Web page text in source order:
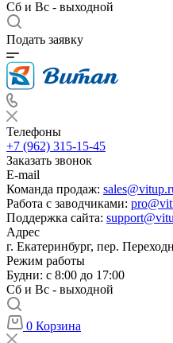
Сб и Вс - выходной
Подать заявку
Телефоны
+7 (962) 315-15-45
Заказать звонок
E-mail
Команда продаж:
Работа с заводчиками:
Поддержка сайта:
Адрес
г. Екатеринбург, пер.
Режим работы
Будни: с 8:00 до 17:00
Сб и Вс - выходной
0 Корзина